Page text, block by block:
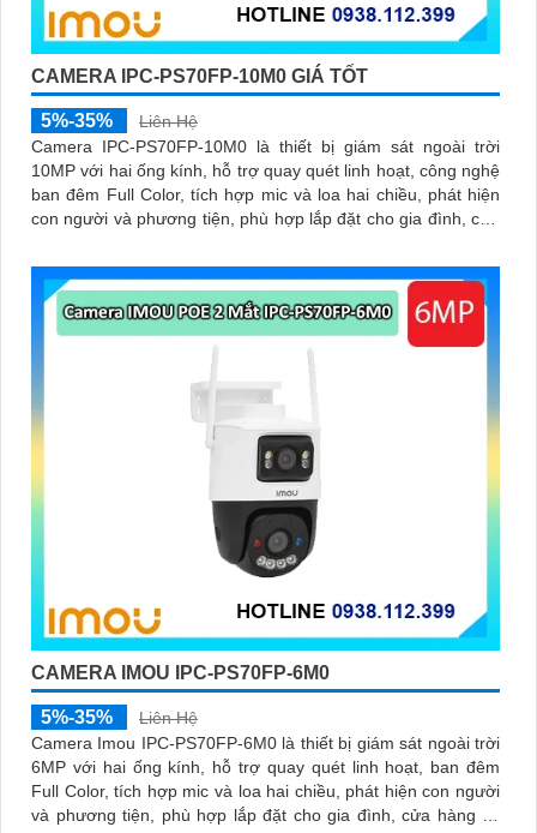
CAMERA IPC-PS70FP-10M0 GIÁ TỐT
5%-35%
Liên Hệ
Camera IPC-PS70FP-10M0 là thiết bị giám sát ngoài trời
10MP với hai ống kính, hỗ trợ quay quét linh hoạt, công nghệ
ban đêm Full Color, tích hợp mic và loa hai chiều, phát hiện
con người và phương tiện, phù hợp lắp đặt cho gia đình, cửa
CAMERA IMOU IPC-PS70FP-6M0
5%-35%
Liên Hệ
Camera Imou IPC-PS70FP-6M0 là thiết bị giám sát ngoài trời
6MP với hai ống kính, hỗ trợ quay quét linh hoạt, ban đêm
Full Color, tích hợp mic và loa hai chiều, phát hiện con người
và phương tiện, phù hợp lắp đặt cho gia đình, cửa hàng và